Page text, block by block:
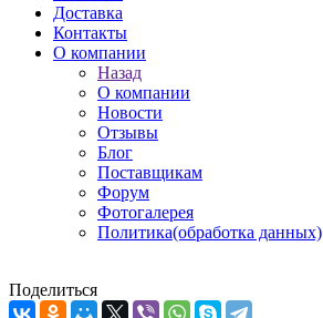
Доставка
Контакты
О компании
Назад
О компании
Новости
Отзывы
Блог
Поставщикам
Форум
Фотогалерея
Политика(обработка данных)
Поделиться